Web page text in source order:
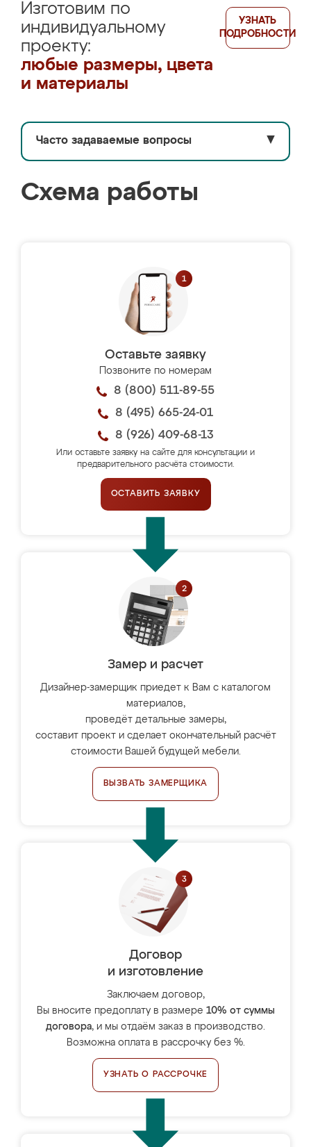
Изготовим по
индивидуальному
проекту:
любые размеры, цвета
и материалы
УЗНАТЬ
ПОДРОБНОСТИ
Часто задаваемые вопросы ▼
Схема работы
Оставьте заявку
Позвоните по номерам
8 (800) 511-89-55
8 (495) 665-24-01
8 (926) 409-68-13
Или оставьте заявку на сайте для консультации и
предварительного расчёта стоимости.
ОСТАВИТЬ ЗАЯВКУ
Замер и расчет
Дизайнер-замерщик приедет к Вам с каталогом
материалов,
проведёт детальные замеры,
составит проект и сделает окончательный расчёт
стоимости Вашей будущей мебели.
ВЫЗВАТЬ ЗАМЕРЩИКА
Договор
и изготовление
Заключаем договор,
Вы вносите предоплату в размере 10% от суммы
договора, и мы отдаём заказ в производство.
Возможна оплата в рассрочку без %.
УЗНАТЬ О РАССРОЧКЕ